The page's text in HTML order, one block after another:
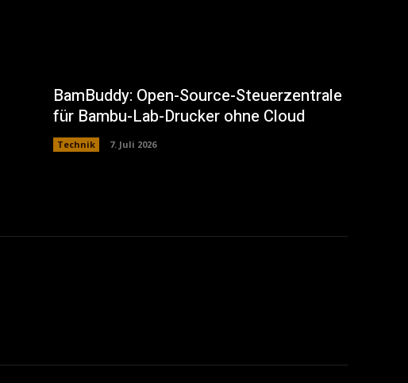
BamBuddy: Open-Source-Steuerzentrale
für Bambu-Lab-Drucker ohne Cloud
Technik 7. Juli 2026